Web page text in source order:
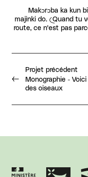
Projet précédent
Monographie -
des oiseaux
Makɔrɔba ka kun
majinki do. (Quand tu
route, ce n'est pas